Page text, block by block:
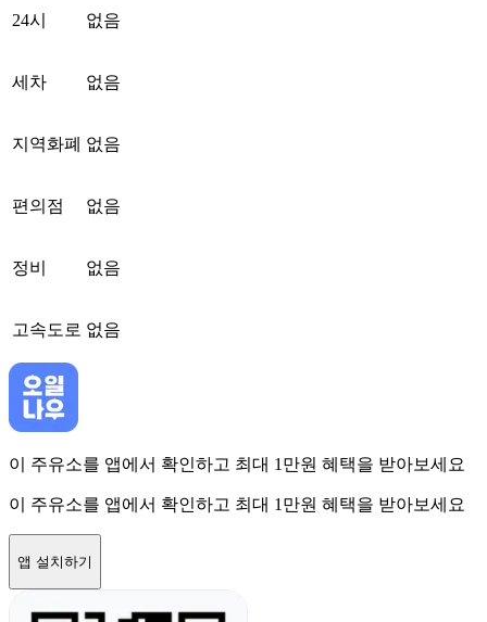
24시 없음
세차 없음
지역화폐 없음
편의점 없음
정비 없음
고속도로 없음
이 주유소를 앱에서 확인하고 최대 1만원 혜택을 받아보세요
이 주유소를 앱에서 확인하고 최대 1만원 혜택을 받아보세요
앱 설치하기